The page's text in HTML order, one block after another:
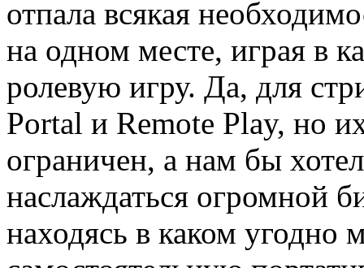
отпала всякая
на одном месте, играя в
ролевую игру. Да, для
Portal и Remote Play, но
ограничен, а нам бы
наслаждаться огромной
находясь в каком угодно